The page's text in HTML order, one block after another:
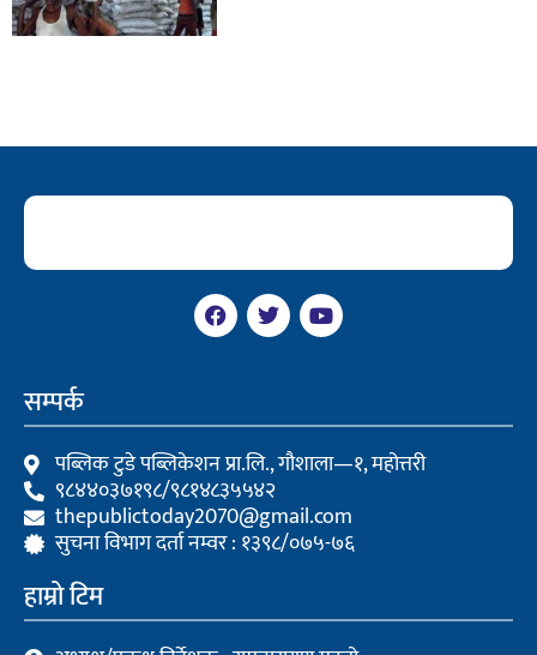
F
a
c
o
k
T
w
i
r
Y
o
u
e
सम्पर्क
पब्लिक टुडे पब्लिकेशन प्रा.लि., गौशाला—१, महोत्तरी
९८४४०३७१९८/९८१४८३५५४२
thepublictoday2070@gmail.com
सुचना विभाग दर्ता नम्वर : १३९८/०७५-७६
हाम्रो टिम